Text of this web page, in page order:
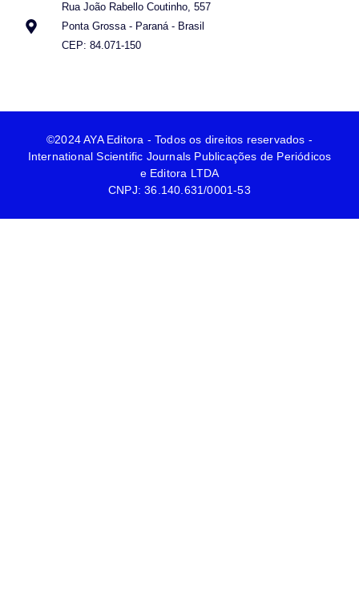
Rua João Rabello Coutinho, 557
Ponta Grossa - Paraná - Brasil
CEP: 84.071-150
©2024 AYA Editora - Todos os direitos reservados -
International Scientific Journals Publicações de Periódicos
e Editora LTDA
CNPJ: 36.140.631/0001-53